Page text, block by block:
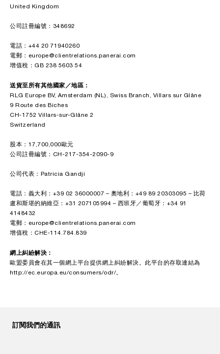
United Kingdom
公司註冊編號：348692
電話：+44 20 71940260
電郵：europe@clientrelations.panerai.com
增值稅：GB 238 5603 54
送貨至所有其他國家／地區：
RLG Europe BV, Amsterdam (NL), Swiss Branch, Villars sur Glâne
9 Route des Biches
CH-1752 Villars-sur-Glâne 2
Switzerland
股本：17,700,000歐元
公司註冊編號：CH-217-354-2090-9
公司代表：Patricia Gandji
電話：義大利：+39 02 36000007 – 奧地利：+49 89 20303095 – 比荷
盧和斯堪的納維亞：+31 207105994 – 西班牙／葡萄牙：+34 91
4148432
電郵：europe@clientrelations.panerai.com
增值稅：CHE-114.784.839
網上糾紛解決：
歐盟委員會在其一個網上平台提供網上糾紛解決。此平台的存取連結為
http://ec.europa.eu/consumers/odr/。
訂閱我們的通訊